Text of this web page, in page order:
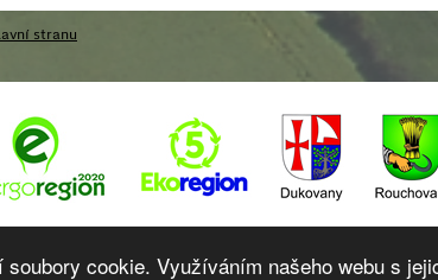
soubory cookie. Využíváním našeho webu s
stranu
Ptejte se nás: info@obkjedu.cz Ke